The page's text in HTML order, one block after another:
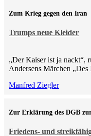
Trumps neue Kleider
Zum Krieg gegen den Iran
„Der Kaiser ist ja nackt“,
Andersens Märchen
Manfred Ziegler
Friedens- und
Zur Erklärung des DGB